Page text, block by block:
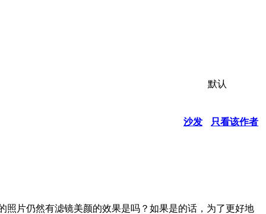
默认
沙发 只看该作者
片仍然有滤镜美颜的效果是吗？如果是的话，为了更好地